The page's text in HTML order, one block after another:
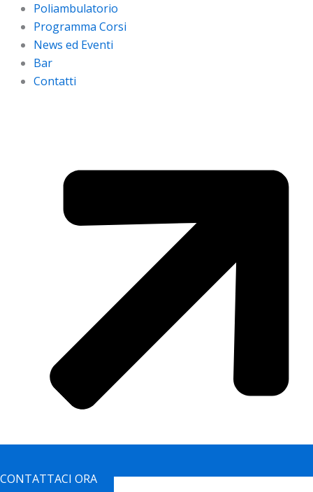
Poliambulatorio
Programma Corsi
News ed Eventi
Bar
Contatti
CONTATTACI ORA